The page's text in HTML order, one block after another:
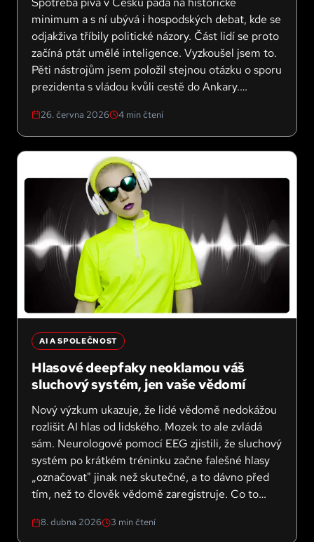
minimum a s ní ubývá i hospodských debat, kde se
odjakživa tříbily politické názory. Část lidí se proto
začíná ptát umělé inteligence. Vyzkoušel jsem to.
Pěti nástrojům jsem položil stejnou otázku o sporu
prezidenta s vládou kvůli cestě do Ankary.
a jaký model jsem zvolil.
26. června 2026 4 min čtení
AI A SPOLEČNOST
Hlasové deepfaky neoklamou váš
sluchový systém, jen vaše vědomí
Nový výzkum ukazuje, že lidé vědomě nedokážou
rozlišit AI hlas od lidského. Mozek to ale zvládá
sám. Neurologové pomocí EEG zjistili, že sluchový
systém po krátkém tréninku začne falešné hlasy
„označovat" jinak než skutečné, a to dávno před
tím, než to člověk vědomě zaregistruje. Co to
podvodům?
8. dubna 2026 3 min čtení